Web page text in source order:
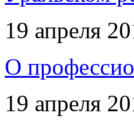
19 апреля
О
19 апреля